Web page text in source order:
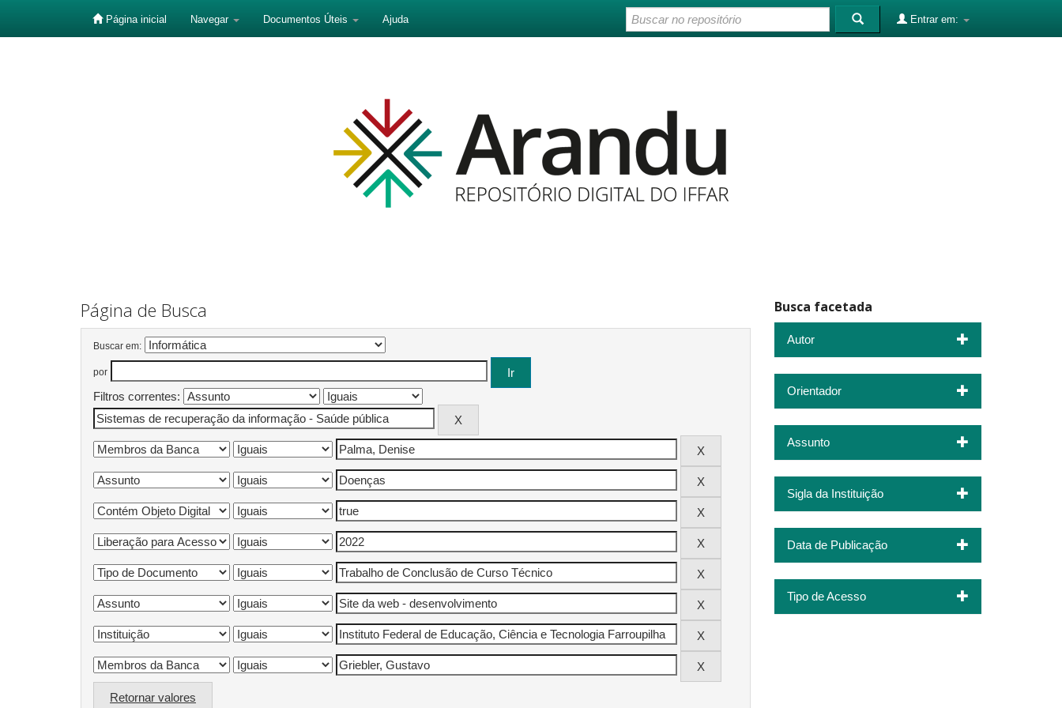
Página inicial Navegar Documentos Úteis Ajuda Entrar em:
Página de Busca
Buscar em:
por
Filtros correntes:
Retornar valores
Busca facetada
Autor
Orientador
Assunto
Sigla da Instituição
Data de Publicação
Tipo de Acesso